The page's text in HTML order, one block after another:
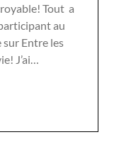
Tout a
au
sur Entre les
J’ai…